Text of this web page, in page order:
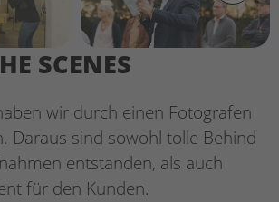
SCENES
wir durch einen Fotografen
Daraus sind sowohl tolle Behind
entstanden, als auch
für den Kunden.